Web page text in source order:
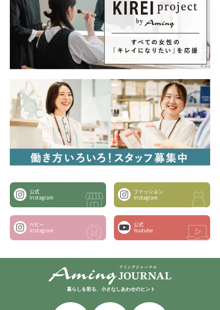
公式
Instagram
ファッション
Instagram
ベビー
Instagram
公式
Youtube
暮らしを彩る、小さなしあわせのヒント